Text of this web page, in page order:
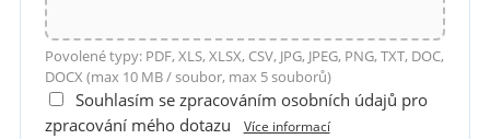
Povolené typy: PDF, XLS, XLSX, CSV, JPG, JPEG, PNG, TXT, DOC,
DOCX (max 10 MB / soubor, max 5 souborů)
Souhlasím se zpracováním osobních údajů pro
zpracování mého dotazu
Více informací